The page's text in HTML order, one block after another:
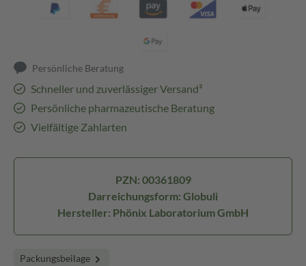
Persönliche Beratung
Schneller und zuverlässiger Versand³
Persönliche pharmazeutische Beratung
Vielfältige Zahlarten
PZN: 00361809
Darreichungsform: Globuli
Hersteller: Phönix Laboratorium GmbH
Packungsbeilage